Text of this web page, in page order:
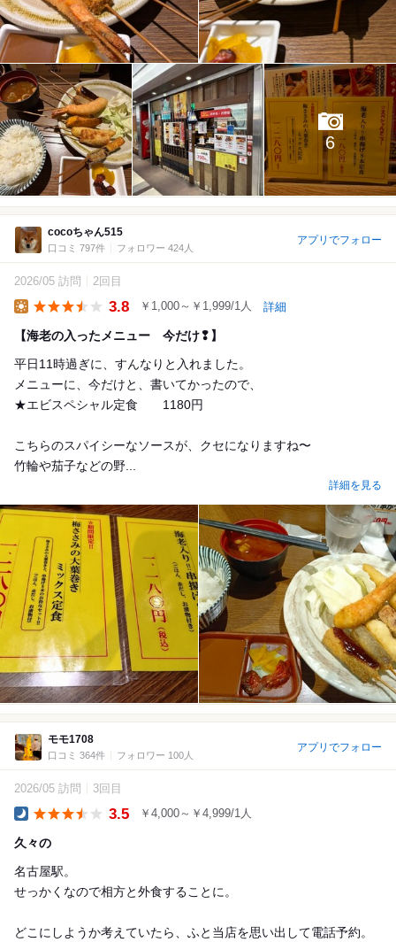
6
cocoちゃん515
口コミ 797件 フォロワー 424人
アプリでフォロー
2026/05 訪問 2回目
3.8 ￥1,000～￥1,999/1人 詳細
【海老の入ったメニュー 今だけ❢】
平日11時過ぎに、すんなりと入れました。
メニューに、今だけと、書いてかったので、
★エビスペシャル定食 1180円
こちらのスパイシーなソースが、クセになりますね〜
竹輪や茄子などの野...
詳細を見る
モモ1708
口コミ 364件 フォロワー 100人
アプリでフォロー
2026/05 訪問 3回目
3.5 ￥4,000～￥4,999/1人
久々の
名古屋駅。
せっかくなので相方と外食することに。
どこにしようか考えていたら、ふと当店を思い出して電話予約。